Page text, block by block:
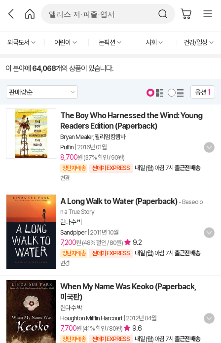
외국도서 어린이 논픽션 사회 건강/일상
이 분야에 64,068개의 상품이 있습니다.
옵션1
The Boy Who Harnessed the Wind: Young
Readers Edition (Paperback)
Bryan Mealer,윌리엄 캄쾀바
Puffin 2016년 01월
8,700원 (37% 할인 / 90원)
양탄자배송 썬데이 EXPRESS 내일 (월) 아침 7시 출근전 배송
변경
A Long Walk to Water (Paperback) - Based o
n a True Story
린다 수 박
Sandpiper| 2011년 10월
7,200원 (48% 할인 / 80원) 9.2
양탄자배송 썬데이 EXPRESS 내일 (월) 아침 7시 출근전 배송
변경
When My Name Was Keoko (Paperback,
미국판)
린다 수 박
Houghton Mifflin Harcourt| 2012년 04월
7,700원 (41% 할인 / 80원) 9.6
양탄자배송 썬데이 EXPRESS 내일 (월) 아침 7시 출근전 배송